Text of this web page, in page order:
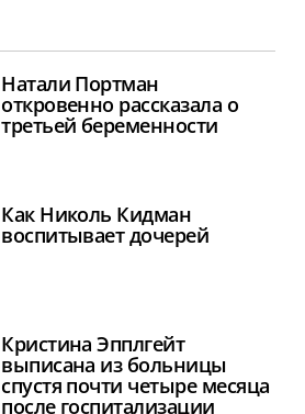
Натали Портман
откровенно рассказала о
третьей беременности
Как Николь Кидман
воспитывает дочерей
Кристина Эпплгейт
выписана из больницы
спустя почти четыре месяца
после госпитализации